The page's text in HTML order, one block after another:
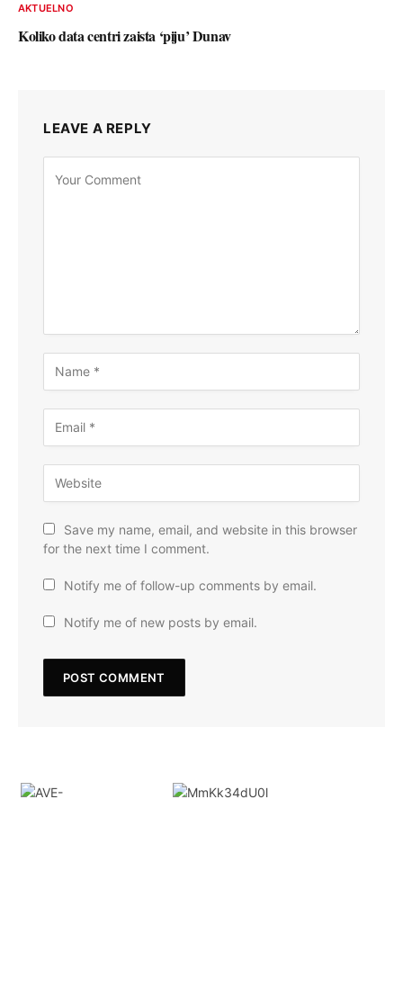
AKTUELNO
Koliko data centri zaista ‘piju’ Dunav
LEAVE A REPLY
Save my name, email, and website in this browser
for the next time I comment.
Notify me of follow-up comments by email.
Notify me of new posts by email.